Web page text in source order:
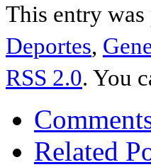
This entry
Deportes,
RSS 2.0. You
Related